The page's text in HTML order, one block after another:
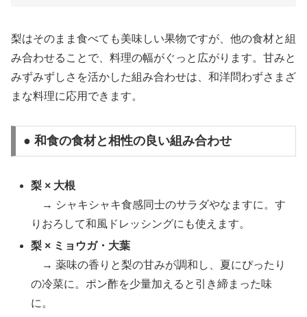
梨はそのまま食べても美味しい果物ですが、他の食材と組
み合わせることで、料理の幅がぐっと広がります。甘みと
みずみずしさを活かした組み合わせは、和洋問わずさまざ
まな料理に応用できます。
● 和食の食材と相性の良い組み合わせ
梨 × 大根
→ シャキシャキ食感同士のサラダやなますに。す
りおろして和風ドレッシングにも使えます。
梨 × ミョウガ・大葉
→ 薬味の香りと梨の甘みが調和し、夏にぴったり
の冷菜に。ポン酢を少量加えると引き締まった味
に。